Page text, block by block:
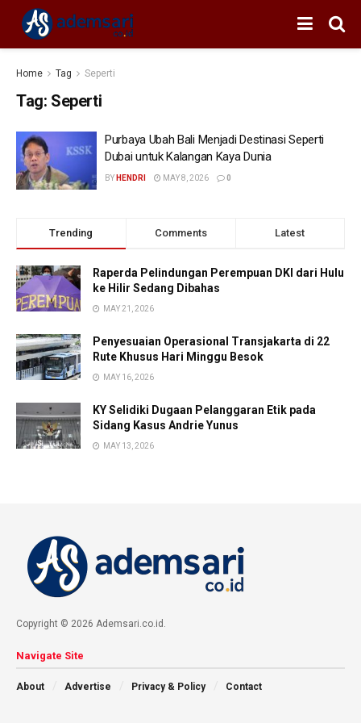
Home Tag Seperti
Tag: Seperti
Purbaya Ubah Bali Menjadi Destinasi Seperti
Dubai untuk Kalangan Kaya Dunia
BY HENDRI MAY 8, 2026 0
Trending Comments Latest
Raperda Pelindungan Perempuan DKI dari Hulu
ke Hilir Sedang Dibahas
MAY 21, 2026
Penyesuaian Operasional Transjakarta di 22
Rute Khusus Hari Minggu Besok
MAY 16, 2026
KY Selidiki Dugaan Pelanggaran Etik pada
Sidang Kasus Andrie Yunus
MAY 13, 2026
Copyright © 2026 Ademsari.co.id.
Navigate Site
About Advertise Privacy & Policy Contact